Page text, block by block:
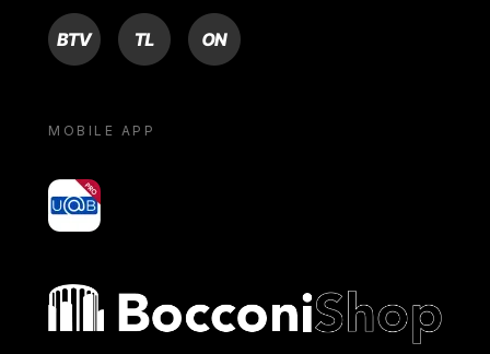
BTV TL ON
MOBILE APP
yoU@B
Bocconi shop